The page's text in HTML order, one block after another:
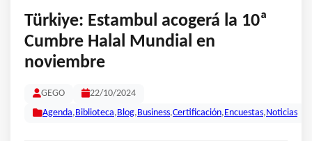
Türkiye: Estambul acogerá la 10ª
Cumbre Halal Mundial en
noviembre
GEGO 22/10/2024
Agenda, Biblioteca, Blog, Business,Certificación, Encuestas, Noticias